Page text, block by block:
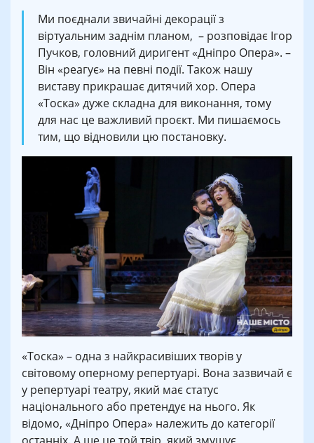
Ми поєднали звичайні декорації з
віртуальним заднім планом, – розповідає Ігор
Пучков, головний диригент «Дніпро Опера». –
Він «реагує» на певні події. Також нашу
виставу прикрашає дитячий хор. Опера
«Тоска» дуже складна для виконання, тому
для нас це важливий проєкт. Ми пишаємось
тим, що відновили цю постановку.
«Тоска» – одна з найкрасивіших творів у
світовому оперному репертуарі. Вона зазвичай є
у репертуарі театру, який має статус
національного або претендує на нього. Як
відомо, «Дніпро Опера» належить до категорії